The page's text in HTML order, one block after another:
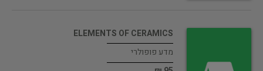
ELEMENTS OF CERAMICS
מדע פופולרי